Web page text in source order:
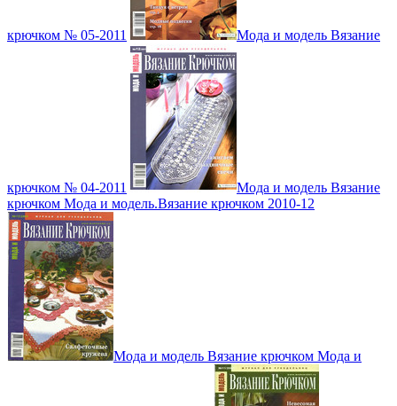
крючком № 05-2011 Мода и модель Вязание
крючком № 04-2011
Мода и модель Вязание
крючком Мода и модель.Вязание крючком 2010-12
Мода и модель Вязание крючком Мода и